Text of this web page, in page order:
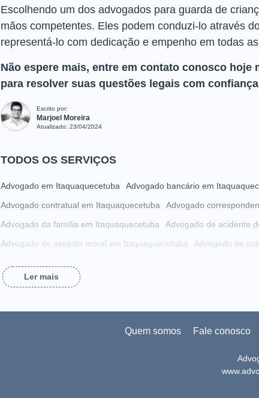
Escolhendo um dos advogados para guarda de
mãos competentes. Eles podem conduzi-lo através
representá-lo com dedicação e empenho em todas
Não espere mais, entre em contato conosco
para resolver suas questões legais com
Escrito por:
Marjoel Moreira
Atualizado: 23/04/2024
TODOS OS SERVIÇOS
Advogado em Itaquaquecetuba Advogado bancário em
Advogado contratual em Itaquaquecetuba
Advogado
Advogado da família em Itaquaquecetuba
Advogado de acidente
Advogado de assédio moral em Itaquaquecetuba
Advogado de
Advogado de direito eleitoral em Itaquaquecetuba
Advogado de LGBT
Advogado de meio
Ler mais
Quem somos Fale conosco